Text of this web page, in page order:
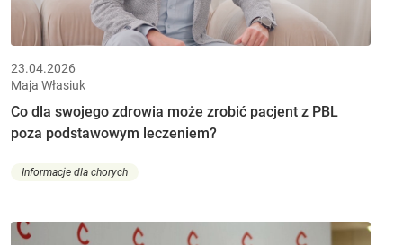
23.04.2026
Maja Własiuk
Co dla swojego zdrowia może zrobić pacjent z PBL
poza podstawowym leczeniem?
Informacje dla chorych